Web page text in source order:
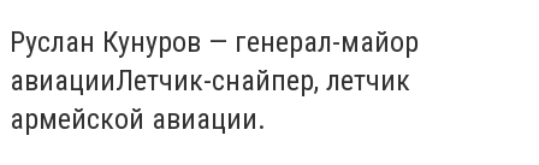
Руслан Кунуров — генерал-майор
авиацииЛетчик-снайпер, летчик
армейской авиации.